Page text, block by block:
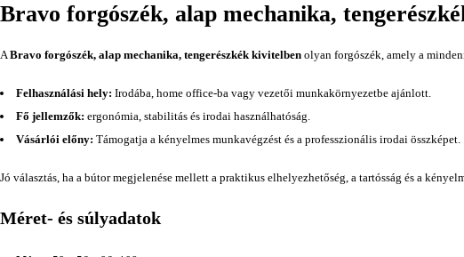
Bravo forgószék, alap mechanika,
ABravo forgószék, alap mechanika, tengerészkék kivitelben olyan forgószék, amely a
Felhasználási hely: Irodába, home office-ba vagy vezetői munkakörnyezetbe ajánlott.
Fő jellemzők: ergonómia, stabilitás és irodai használhatóság.
Vásárlói előny: Támogatja a kényelmes munkavégzést és a professzionális irodai összképet.
Jó választás, ha a bútor megjelenése mellett a praktikus elhelyezhetőség, a tartósság és a
Méret- és súlyadatok